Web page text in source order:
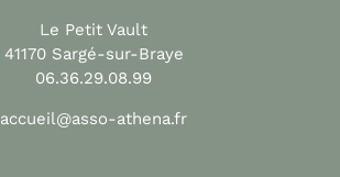
Le Petit Vault
41170 Sargé-sur-Braye
06.36.29.08.99
accueil@asso-athena.fr